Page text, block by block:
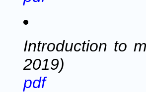
Introduction to
2019)
pdf